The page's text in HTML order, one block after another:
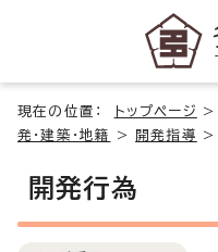
現在の位置： トップページ
発・建築・地籍
> 開発指導 >
開発行為